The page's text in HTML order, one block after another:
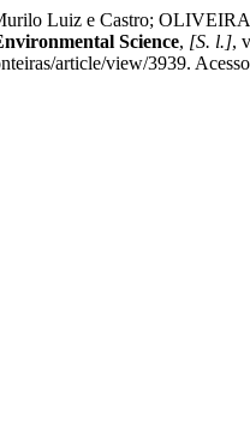
Luiz e Castro;
Science, [S. l.],
article/view/3939.